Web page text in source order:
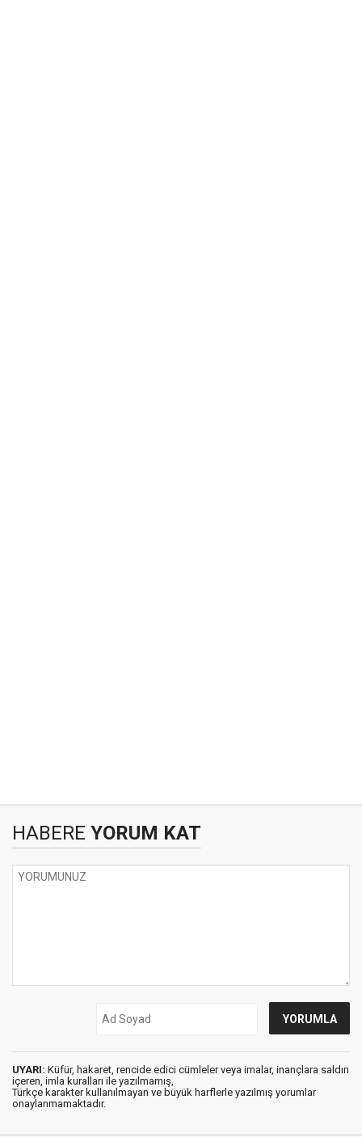
HABERE YORUM KAT
UYARI: Küfür, hakaret, rencide edici cümleler veya imalar, inançlara saldırı
içeren, imla kuralları ile yazılmamış,
Türkçe karakter kullanılmayan ve büyük harflerle yazılmış yorumlar
onaylanmamaktadır.